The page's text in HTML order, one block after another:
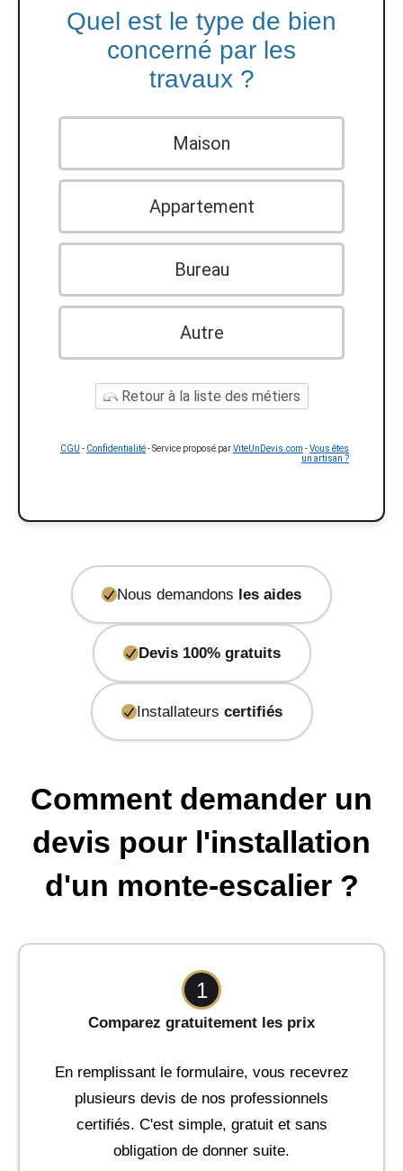
Quel est le type de bien
concerné par les
travaux ?
Maison
Appartement
Bureau
Autre
Retour à la liste des métiers
CGU - Confidentialité- Service proposé parViteUnDevis.com -Vous êtes
un artisan ?
Nous demandons les aides
Devis 100% gratuits
Installateurs certifiés
Comment demander un
devis pour l'installation
d'un monte-escalier ?
1
Comparez gratuitement les prix
En remplissant le formulaire, vous recevrez
plusieurs devis de nos professionnels
certifiés. C'est simple, gratuit et sans
obligation de donner suite.